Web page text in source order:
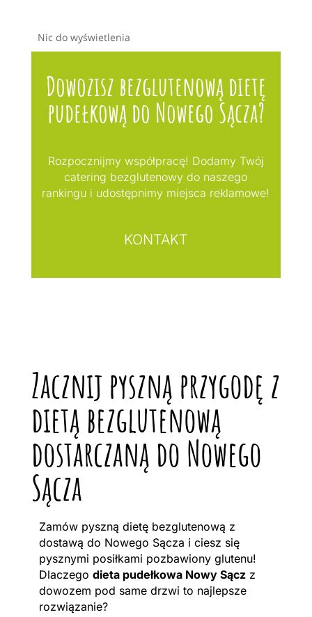
Nic do wyświetlenia
Dowozisz bezglutenową dietę
pudełkową do Nowego Sącza?
Rozpocznijmy współpracę! Dodamy Twój
catering bezglutenowy do naszego
rankingu i udostępnimy miejsca reklamowe!
KONTAKT
Zacznij pyszną przygodę z
dietą bezglutenową
dostarczaną do Nowego
Sącza
Zamów pyszną dietę bezglutenową z
dostawą do Nowego Sącza i ciesz się
pysznymi posiłkami pozbawiony glutenu!
Dlaczego dieta pudełkowa Nowy Sączz
dowozem pod same drzwi to najlepsze
rozwiązanie?